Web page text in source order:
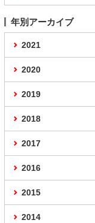
年別アーカイブ
2021
2020
2019
2018
2017
2016
2015
2014